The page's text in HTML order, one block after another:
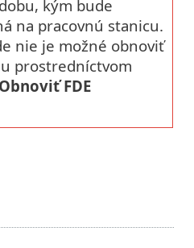
kým bude
na pracovnú stanicu.
nie je možné obnoviť
prostredníctvom
Obnoviť FDE